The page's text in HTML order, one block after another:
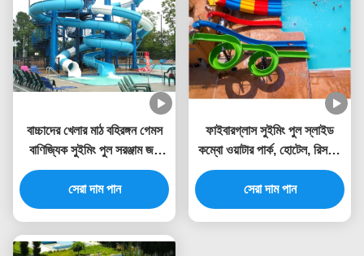
বাচ্চাদের খেলার মাঠ বহিরঙ্গন গেমস
বাণিজ্যিক সুইমিং পুল সরঞ্জাম জল
স্লাইড সেট ফাইবারগ্লাস
প্রাপ্তবয়স্কদের জন্য
সেরা দাম পান
ফাইবারগ্লাস সুইমিং পুল স্লাইড
কম্বো ওয়াটার পার্ক, হোটেল, রিসর্টের
জন্য উপযুক্ত
সেরা দাম পান